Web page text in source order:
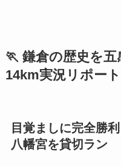
🏃 鎌倉の歴史を
14km実況リポート
目覚ましに完全勝
八幡宮を貸切ラン